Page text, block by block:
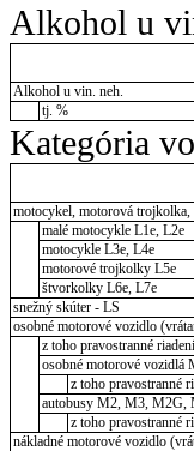
Alkohol u
Alkohol u vin. neh.
tj. %
Kategória
motocykel, motorová
malé motocykle L1e, L2e
motocykle L3e, L4e
motorové trojkolky L5e
štvorkolky L6e, L7e
snežný skúter - LS
osobné motorové vozidlo
z toho pravostranné
osobné motorové vozidlá
z toho pravostranné
autobusy M2, M3, M2G,
z toho pravostranné
nákladné motorové vozidlo